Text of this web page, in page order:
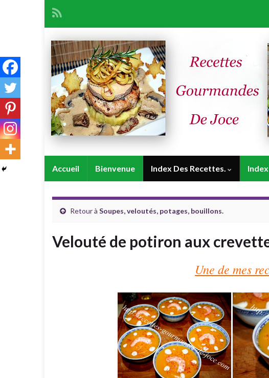
Accueil Bienvenue Index Des Recettes.
Retour à Soupes, veloutés, potages, bouillons.
Velouté de potiron aux
Une de mes